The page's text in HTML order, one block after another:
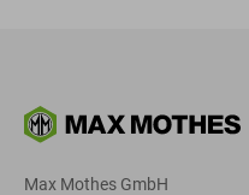
Max Mothes GmbH